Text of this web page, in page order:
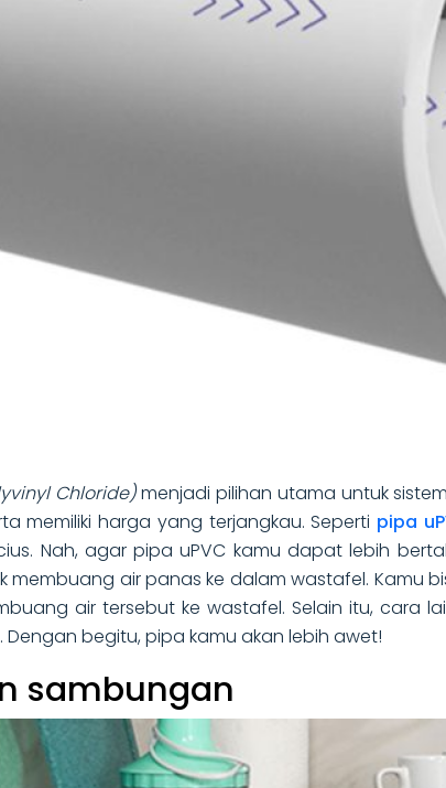
Chloride)menjadi pilihan utama untuk
memiliki harga yang terjangkau. Seperti pipa
Nah, agar pipa uPVC kamu dapat lebih
air panas ke dalam wastafel. Kamu
air tersebut ke wastafel. Selain itu, cara
begitu, pipa kamu akan lebih awet!
sambungan